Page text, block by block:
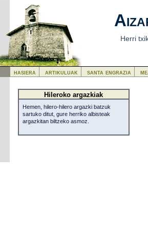
Herri
Hileroko argazkiak
Hemen, hilero-hilero argazki batzuk
sartuko ditut, gure herriko albisteak
argazkitan biltzeko asmoz.
hasiera artikuluak santa engrazia